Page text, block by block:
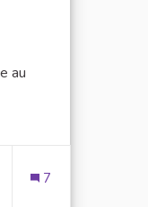
au
7